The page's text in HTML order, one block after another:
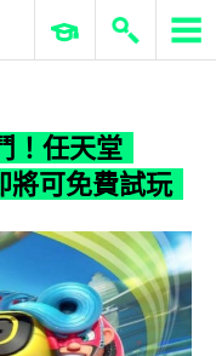
ERP 與商業 AI
！任天堂
將可免費試玩